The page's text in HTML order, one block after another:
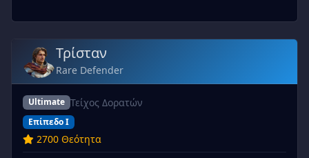
Τρίσταν
Rare Defender
Ultimate Τείχος Δορατών
Επίπεδο I
2700 Θεότητα